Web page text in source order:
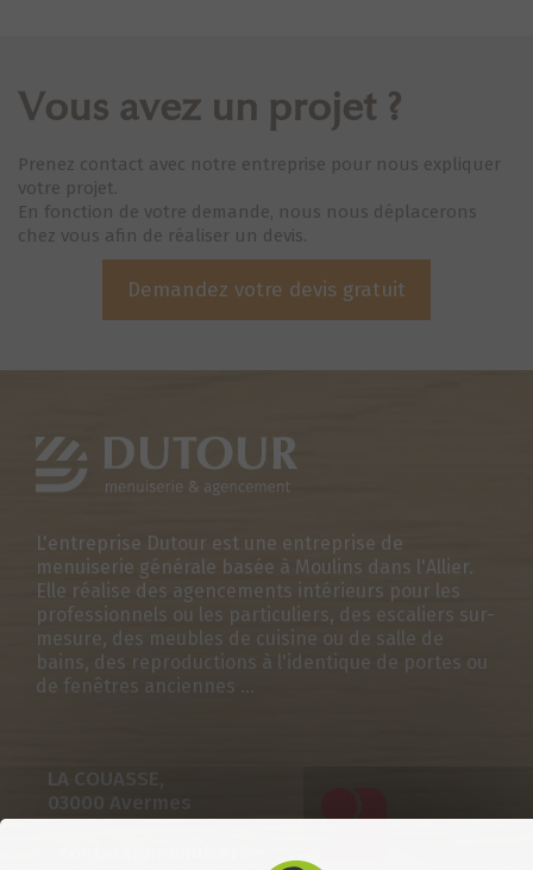
Vous avez un projet ?
Prenez contact avec notre entreprise pour nous expliquer
votre projet.
En fonction de votre demande, nous nous déplacerons
chez vous afin de réaliser un devis.
Demandez votre devis gratuit
L'entreprise Dutour est une entreprise de
menuiserie générale basée à Moulins dans l'Allier.
Elle réalise des agencements intérieurs pour les
professionnels ou les particuliers, des escaliers sur-
mesure, des meubles de cuisine ou de salle de
bains, des reproductions à l'identique de portes ou
de fenêtres anciennes ...
LA COUASSE,
03000 Avermes